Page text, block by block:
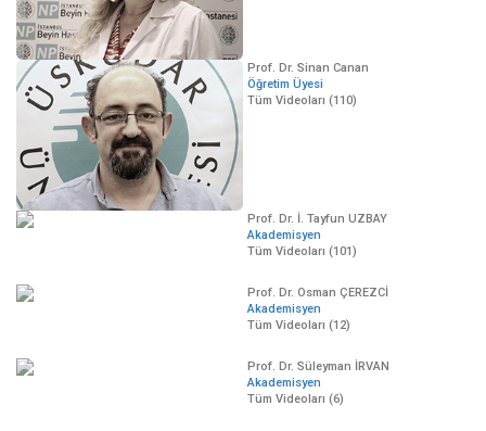
Prof. Dr. Sinan Canan
Öğretim Üyesi
Tüm Videoları (110)
Prof. Dr. İ. Tayfun UZBAY
Akademisyen
Tüm Videoları (101)
Prof. Dr. Osman ÇEREZCİ
Akademisyen
Tüm Videoları (12)
Prof. Dr. Süleyman İRVAN
Akademisyen
Tüm Videoları (6)